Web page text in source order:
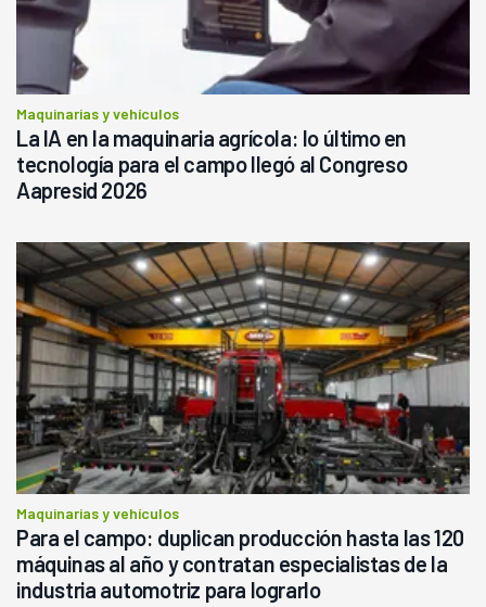
Maquinarias y vehículos
La IA en la maquinaria agrícola: lo último en
tecnología para el campo llegó al Congreso
Aapresid 2026
Maquinarias y vehículos
Para el campo: duplican producción hasta las 120
máquinas al año y contratan especialistas de la
industria automotriz para lograrlo